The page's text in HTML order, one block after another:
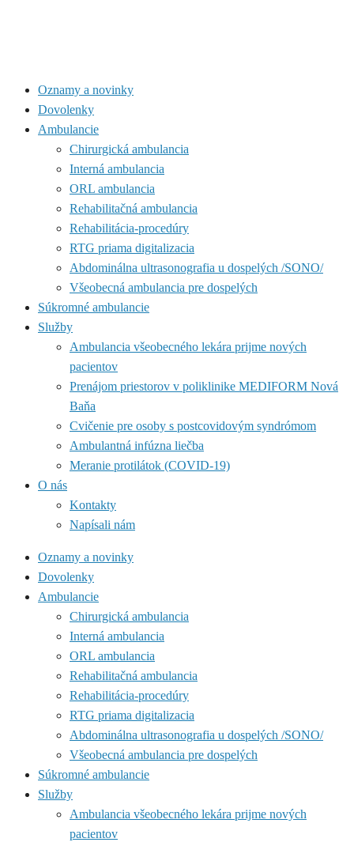
Oznamy a novinky
Dovolenky
Ambulancie
Chirurgická ambulancia
Interná ambulancia
ORL ambulancia
Rehabilitačná ambulancia
Rehabilitácia-procedúry
RTG priama digitalizacia
Abdominálna ultrasonografia u dospelých /SONO/
Všeobecná ambulancia pre dospelých
Súkromné ambulancie
Služby
Ambulancia všeobecného lekára prijme nových
pacientov
Prenájom priestorov v poliklinike MEDIFORM Nová
Baňa
Cvičenie pre osoby s postcovidovým syndrómom
Ambulantná infúzna liečba
Meranie protilátok (COVID-19)
O nás
Kontakty
Napísali nám
Oznamy a novinky
Dovolenky
Ambulancie
Chirurgická ambulancia
Interná ambulancia
ORL ambulancia
Rehabilitačná ambulancia
Rehabilitácia-procedúry
RTG priama digitalizacia
Abdominálna ultrasonografia u dospelých /SONO/
Všeobecná ambulancia pre dospelých
Súkromné ambulancie
Služby
Ambulancia všeobecného lekára prijme nových
pacientov